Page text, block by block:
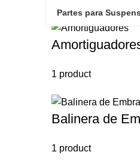
Partes para
1 product
Balinera de
1 product